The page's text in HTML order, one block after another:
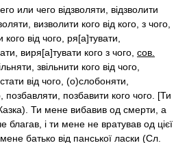
или чего відзволяти, відзволити
визволити кого від кого, з чого,
від чого, ря[а]тувати,
виря[а]тувати кого з чого, сов.
звільнити кого від чого,
від чого, (о)слобоняти,
позбавляти, позбавити кого чого. [Ти
Ти мене вибавив од смерти, а
благав, і ти мене не вратував од цієї
батько від панської ласки (Сл.